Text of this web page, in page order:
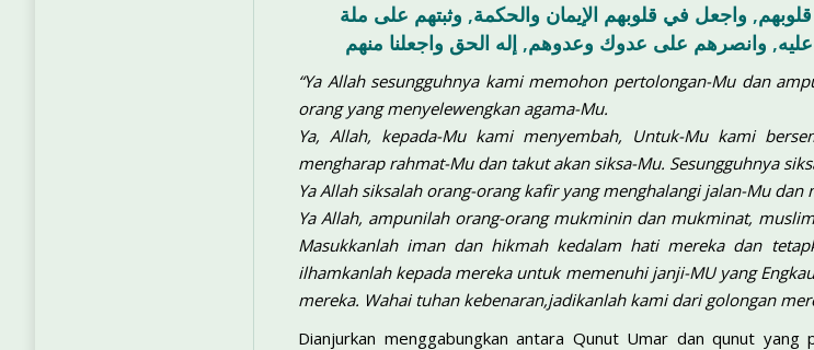
واجعل في قلوبهم الإيمان والحكمة, وثبتهم على ملة
وانصرهم على عدوك وعدوهم, إله الحق واجعلنا منهم
“Ya Allah sesungguhnya kami memohon pertolongan-Mu dan
orang yang menyelewengkan agama-Mu.
Ya, Allah, kepada-Mu kami menyembah, Untuk-Mu kami
mengharap rahmat-Mu dan takut akan siksa-Mu. Sesungguhnya
Ya Allah siksalah orang-orang kafir yang menghalangi jalan-Mu
Ya Allah, ampunilah orang-orang mukminin dan mukminat,
Masukkanlah iman dan hikmah kedalam hati mereka dan
ilhamkanlah kepada mereka untuk memenuhi janji-MU yang
mereka. Wahai tuhan kebenaran,jadikanlah kami dari golongan
Dianjurkan menggabungkan antara Qunut Umar dan qunut